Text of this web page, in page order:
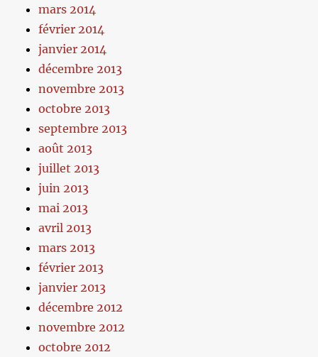
mars 2014
février 2014
janvier 2014
décembre 2013
novembre 2013
octobre 2013
septembre 2013
août 2013
juillet 2013
juin 2013
mai 2013
avril 2013
mars 2013
février 2013
janvier 2013
décembre 2012
novembre 2012
octobre 2012